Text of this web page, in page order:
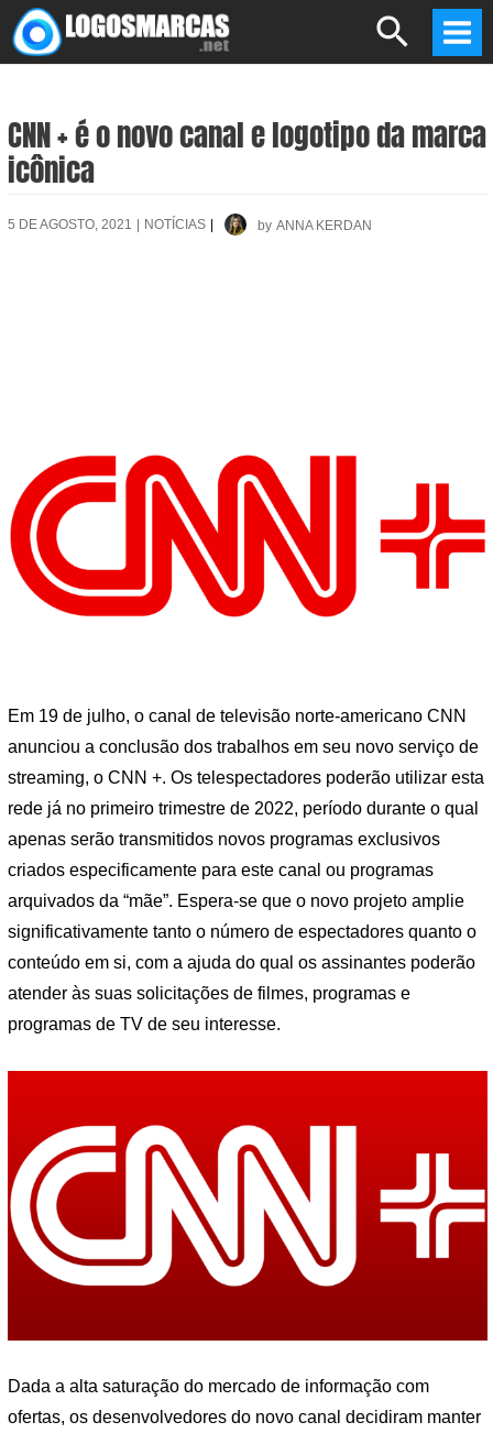
Skip
to
Search
CNN + é o novo canal e logotipo da marca
icônica
5 DE AGOSTO, 2021 NOTÍCIAS by ANNA KERDAN
Em 19 de julho, o canal de televisão norte-americano CNN
anunciou a conclusão dos trabalhos em seu novo serviço de
streaming, o CNN +. Os telespectadores poderão utilizar esta
rede já no primeiro trimestre de 2022, período durante o qual
apenas serão transmitidos novos programas exclusivos
criados especificamente para este canal ou programas
arquivados da “mãe”. Espera-se que o novo projeto amplie
significativamente tanto o número de espectadores quanto o
conteúdo em si, com a ajuda do qual os assinantes poderão
atender às suas solicitações de filmes, programas e
programas de TV de seu interesse.
Dada a alta saturação do mercado de informação com
ofertas, os desenvolvedores do novo canal decidiram manter